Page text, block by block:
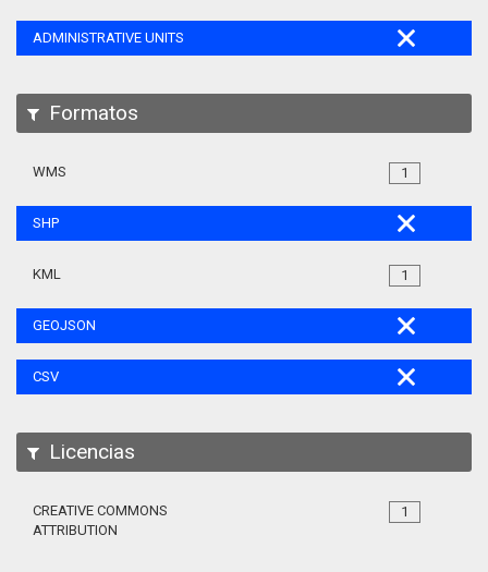
ADMINISTRATIVE UNITS
Formatos
1
WMS
SHP
1
KML
GEOJSON
CSV
Licencias
1
CREATIVE COMMONS
ATTRIBUTION